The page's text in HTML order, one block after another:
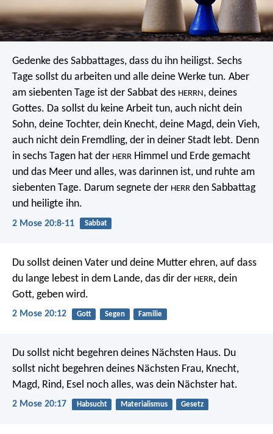
Gedenke des Sabbattages, dass du ihn heiligst. Sechs
Tage sollst du arbeiten und alle deine Werke tun. Aber
am siebenten Tage ist der Sabbat des HERRN, deines
Gottes. Da sollst du keine Arbeit tun, auch nicht dein
Sohn, deine Tochter, dein Knecht, deine Magd, dein Vieh,
auch nicht dein Fremdling, der in deiner Stadt lebt. Denn
in sechs Tagen hat der HERR Himmel und Erde gemacht
und das Meer und alles, was darinnen ist, und ruhte am
siebenten Tage. Darum segnete der HERR den Sabbattag
und heiligte ihn.
2 Mose 20:8-11 Sabbat
Du sollst deinen Vater und deine Mutter ehren, auf dass
du lange lebest in dem Lande, das dir der HERR, dein
Gott, geben wird.
2 Mose 20:12 Gott Segen Familie
Du sollst nicht begehren deines Nächsten Haus. Du
sollst nicht begehren deines Nächsten Frau, Knecht,
Magd, Rind, Esel noch alles, was dein Nächster hat.
2 Mose 20:17 Habsucht Materialismus Gesetz